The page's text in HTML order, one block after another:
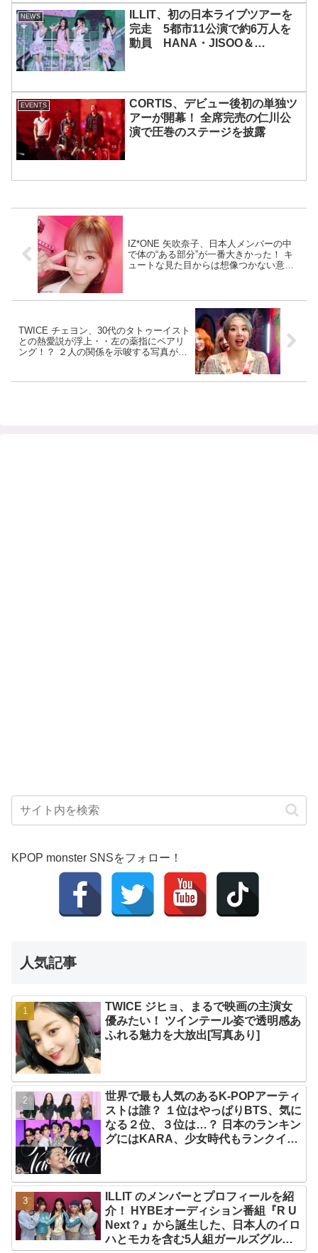
NEWS
ILLIT、初の日本ライブツアーを
完走 5都市11公演で約6万人を
動員 HANA・JISOO＆
EVENTS
CORTIS、デビュー後初の単独ツ
アーが開幕！ 全席完売の仁川公
演で圧巻のステージを披露
IZ*ONE 矢吹奈子、日本人メンバーの中
で体の“ある部分”が一番大きかった！ キ
ュートな見た目からは想像つかない意外
TWICE チェヨン、30代のタトゥーイスト
との熱愛説が浮上・・左の薬指にペアリ
ング！？ ２人の関係を示唆する写真が話
KPOP monster SNSをフォロー！
人気記事
TWICE ジヒョ、まるで映画の主演女
優みたい！ ツインテール姿で透明感あ
ふれる魅力を大放出[写真あり]
世界で最も人気のあるK-POPアーティ
ストは誰？ １位はやっぱりBTS、気に
なる２位、３位は…？ 日本のランキン
グにはKARA、少女時代もランクイ
ILLIT のメンバーとプロフィールを紹
介！ HYBEオーディション番組『R U
Next？』から誕生した、日本人のイロ
ハとモカを含む5人組ガールズグルー